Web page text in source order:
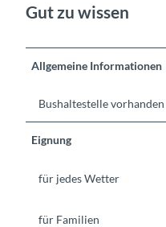
Gut zu wissen
Allgemeine Informationen
Bushaltestelle vorhanden
Eignung
für jedes Wetter
für Familien